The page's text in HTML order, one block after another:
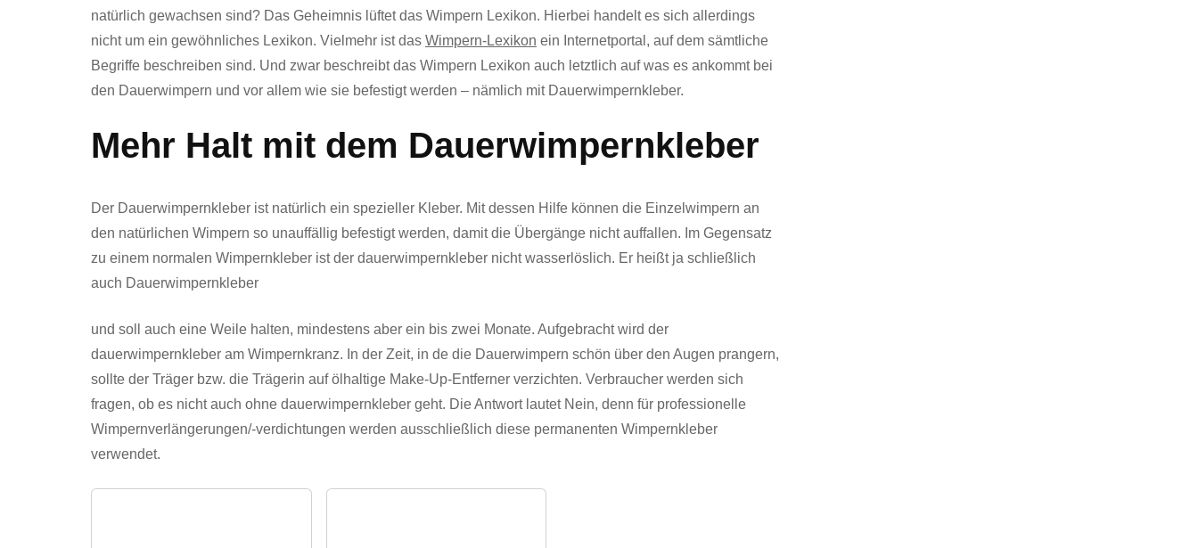
natürlich gewachsen sind? Das Geheimnis lüftet das Wimpern Lexikon. Hierbei handelt es sich allerdings
nicht um ein gewöhnliches Lexikon. Vielmehr ist das Wimpern-Lexikon ein Internetportal, auf dem sämtliche
Begriffe beschreiben sind. Und zwar beschreibt das Wimpern Lexikon auch letztlich auf was es ankommt bei
den Dauerwimpern und vor allem wie sie befestigt werden – nämlich mit Dauerwimpernkleber.
Mehr Halt mit dem Dauerwimpernkleber
Der Dauerwimpernkleber ist natürlich ein spezieller Kleber. Mit dessen Hilfe können die Einzelwimpern an
den natürlichen Wimpern so unauffällig befestigt werden, damit die Übergänge nicht auffallen. Im Gegensatz
zu einem normalen Wimpernkleber ist der dauerwimpernkleber nicht wasserlöslich. Er heißt ja schließlich
auch Dauerwimpernkleber
und soll auch eine Weile halten, mindestens aber ein bis zwei Monate. Aufgebracht wird der
dauerwimpernkleber am Wimpernkranz. In der Zeit, in de die Dauerwimpern schön über den Augen prangern,
sollte der Träger bzw. die Trägerin auf ölhaltige Make-Up-Entferner verzichten. Verbraucher werden sich
fragen, ob es nicht auch ohne dauerwimpernkleber geht. Die Antwort lautet Nein, denn für professionelle
Wimpernverlängerungen/-verdichtungen werden ausschließlich diese permanenten Wimpernkleber
verwendet.